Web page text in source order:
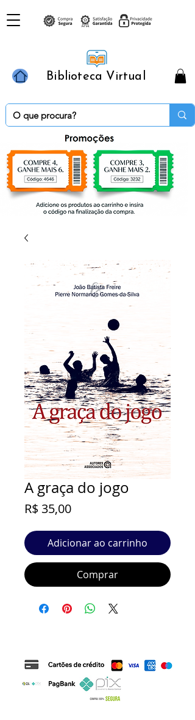
Biblioteca Virtual
A graça do jogo
R$ 35,00Preço
Adicionar ao carrinho
Comprar